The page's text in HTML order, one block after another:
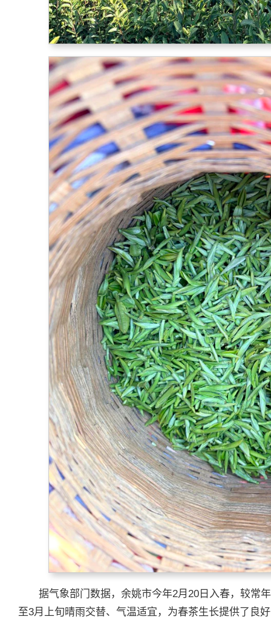
据气象部门数据，余姚市今年2月20日入春，较常
至3月上旬晴雨交替、气温适宜，为春茶生长提供了良